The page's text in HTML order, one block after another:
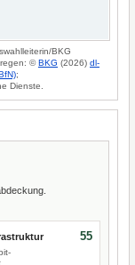
BKG
©BKG (2026) dl-
;
Dienste.
55